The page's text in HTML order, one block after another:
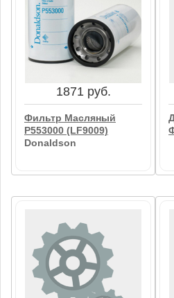
1824 руб.
Ниж. Часть Фильтра
04601228
1871 руб.
Фильтр Масляный
P553000 (LF9009)
Donaldson
1871 руб.